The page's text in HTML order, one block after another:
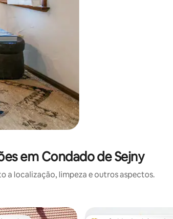
em Condado de Sejny
a localização, limpeza e outros aspectos.